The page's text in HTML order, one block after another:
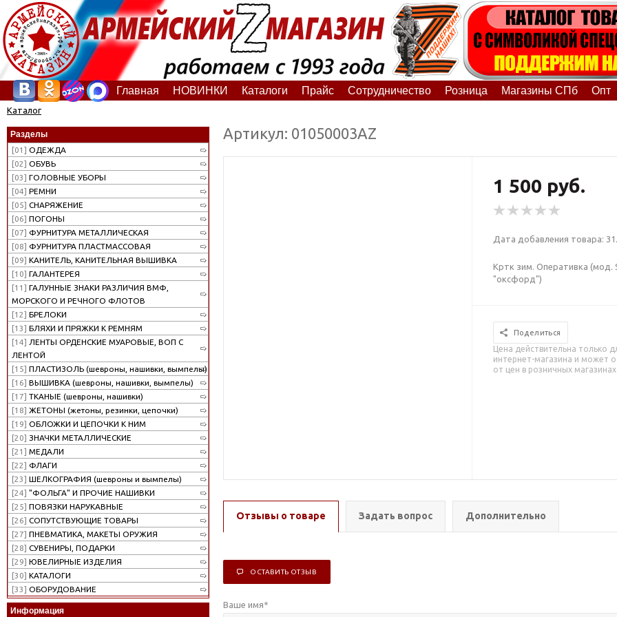
Главная НОВИНКИ Каталоги Прайс Сотрудничество Розница Магазины СПб Опт
Каталог
Разделы
[01] ОДЕЖДА
[02] ОБУВЬ
[03] ГОЛОВНЫЕ УБОРЫ
[04] РЕМНИ
[05] СНАРЯЖЕНИЕ
[06] ПОГОНЫ
[07] ФУРНИТУРА МЕТАЛЛИЧЕСКАЯ
[08] ФУРНИТУРА ПЛАСТМАССОВАЯ
[09] КАНИТЕЛЬ, КАНИТЕЛЬНАЯ ВЫШИВКА
[10] ГАЛАНТЕРЕЯ
[11] ГАЛУННЫЕ ЗНАКИ РАЗЛИЧИЯ ВМФ,
МОРСКОГО И РЕЧНОГО ФЛОТОВ
[12] БРЕЛОКИ
[13] БЛЯХИ И ПРЯЖКИ К РЕМНЯМ
[14] ЛЕНТЫ ОРДЕНСКИЕ МУАРОВЫЕ, ВОП С
ЛЕНТОЙ
[15] ПЛАСТИЗОЛЬ (шевроны, нашивки, вымпелы)
[16] ВЫШИВКА (шевроны, нашивки, вымпелы)
[17] ТКАНЫЕ (шевроны, нашивки)
[18] ЖЕТОНЫ (жетоны, резинки, цепочки)
[19] ОБЛОЖКИ И ЦЕПОЧКИ К НИМ
[20] ЗНАЧКИ МЕТАЛЛИЧЕСКИЕ
[21] МЕДАЛИ
[22] ФЛАГИ
[23] ШЕЛКОГРАФИЯ (шевроны и вымпелы)
[24] "ФОЛЬГА" И ПРОЧИЕ НАШИВКИ
[25] ПОВЯЗКИ НАРУКАВНЫЕ
[26] СОПУТСТВУЮЩИЕ ТОВАРЫ
[27] ПНЕВМАТИКА, МАКЕТЫ ОРУЖИЯ
[28] СУВЕНИРЫ, ПОДАРКИ
[29] ЮВЕЛИРНЫЕ ИЗДЕЛИЯ
[30] КАТАЛОГИ
[33] ОБОРУДОВАНИЕ
Информация
Артикул: 01050003АZ
1 500 руб.
Дата добавления товара:
Кртк зим. Оперативка (мод.
"оксфорд")
Поделиться
Цена действительна только
интернет-магазина и может
от цен в розничных магазинах
Отзывы о товаре Задать вопрос Дополнительно
ОСТАВИТЬ ОТЗЫВ
Ваше имя*